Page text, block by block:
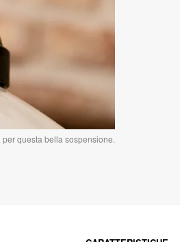
questa bella sospensione.